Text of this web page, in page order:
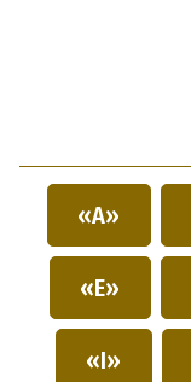
«A»
«E»
«I»